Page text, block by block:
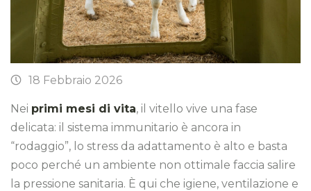
18 Febbraio 2026
Nei primi mesi di vita, il vitello vive una fase
delicata: il sistema immunitario è ancora in
“rodaggio”, lo stress da adattamento è alto e basta
poco perché un ambiente non ottimale faccia salire
la pressione sanitaria. È qui che igiene, ventilazione e